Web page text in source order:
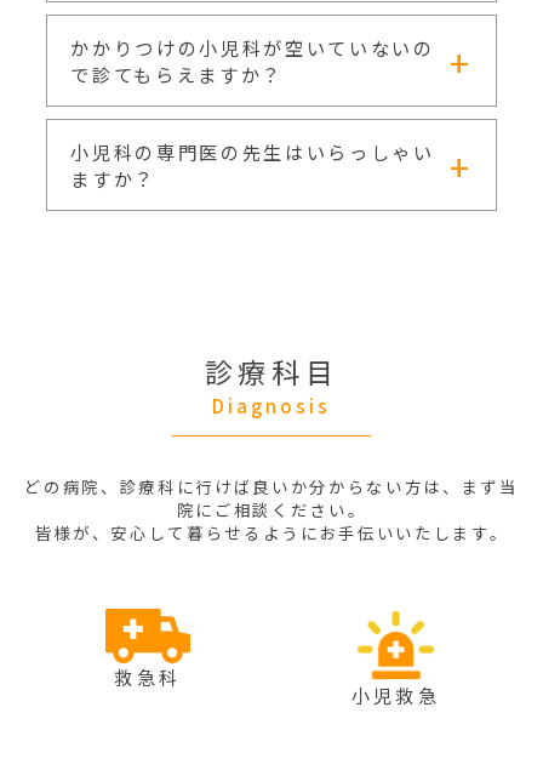
だけです。ぐったりしてきていなければ様子を
見ても良いかもしれません。また小児科領域で
使える薬は限られていますので、変更して処方
できる薬は少ないかもしれません。
言葉を発することができない赤ちゃんは泣くこ
とで注意を引こうとします。大抵は眠かった
りなどが原因で、病気が原因のことはほぼあり
ません。泣き止まないだけでなく、母乳を飲ま
ない、尿が出ない、嘔吐してしまうなどの症状
も伴っている場合は受診が必要です。泣き止ま
ないだけであれば様子をみて大丈夫です。泣か
かかりつけの小児科が空いていないの
で診てもらえますか？
はい。可能です。気を付けてお越しください。
小児科の専門医の先生はいらっしゃい
ますか？
療ニーズに応じた質の高いケアを提供しており
ますので、ご安心ください。
診療科目
Diagnosis
どの病院、診療科に行けば良いか分からない方は、まず当
院にご相談ください。
皆様が、安心して暮らせるようにお手伝いいたします。
救急科
小児救急